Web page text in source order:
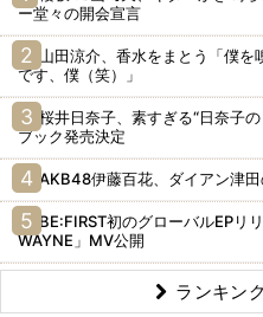
ー堂々の開会宣言
山田涼介、香水をまとう「僕を
です、僕（笑）」
桜井日奈子、素すぎる“日奈子
ブック発売決定
AKB48伊藤百花、ダイアン津田
BE:FIRST初のグローバルEPリ
WAYNE」MV公開
ランキン